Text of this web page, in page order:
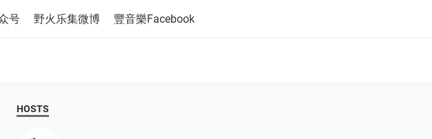
号 野火乐集微博 豐音樂Facebook
HOSTS